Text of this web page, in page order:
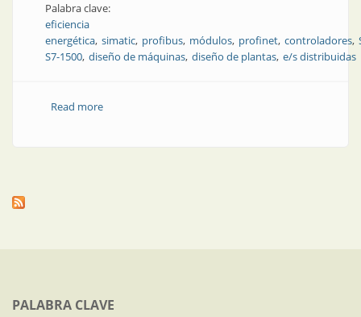
Palabra clave:
eficiencia
energética simatic profibus módulos profinet controladores
S7-1500 diseño de máquinas diseño de plantas e/s distribuidas
Read moreabout Producto | Módulos de E/S distribuidas con un
PALABRA CLAVE